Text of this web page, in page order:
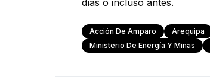
días o incluso antes.
Acción De Amparo Arequipa
Ministerio De Energía Y Minas